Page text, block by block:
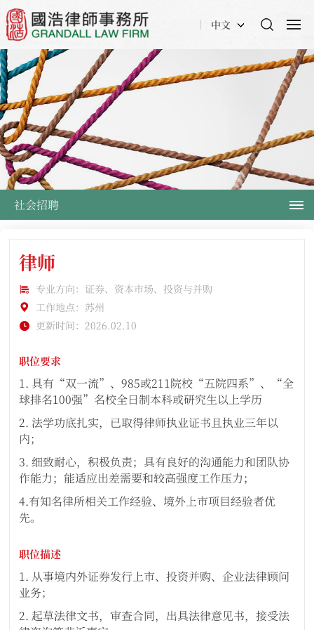
中文
社会招聘
律师
专业方向：证券、资本市场、投资与并购
工作地点：苏州
更新时间：2026.02.10
职位要求
1. 具有“双一流”、985或211院校“五院四系”、“全
球排名100强”名校全日制本科或研究生以上学历
2. 法学功底扎实，已取得律师执业证书且执业三年以
内；
3. 细致耐心，积极负责；具有良好的沟通能力和团队协
作能力；能适应出差需要和较高强度工作压力；
4.有知名律所相关工作经验、境外上市项目经验者优
先。
职位描述
1. 从事境内外证券发行上市、投资并购、企业法律顾问
业务；
2. 起草法律文书，审查合同，出具法律意见书，接受法